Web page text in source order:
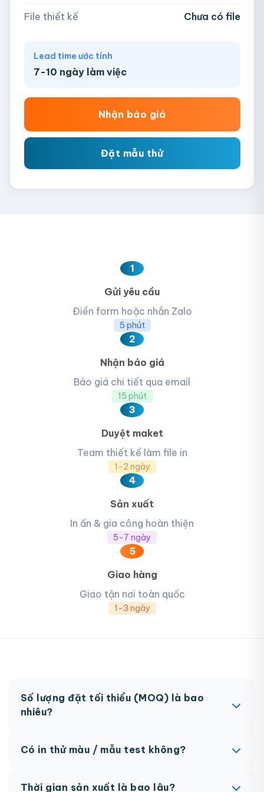
File thiết kế Chưa có file
Lead time ước tính
7-10 ngày làm việc
Nhận báo giá
Đặt mẫu thử
1
Gửi yêu cầu
Điền form hoặc nhắn Zalo
5 phút
2
Nhận báo giá
Báo giá chi tiết qua email
15 phút
3
Duyệt maket
Team thiết kế làm file in
1-2 ngày
4
Sản xuất
In ấn & gia công hoàn thiện
5-7 ngày
5
Giao hàng
Giao tận nơi toàn quốc
1-3 ngày
Số lượng đặt tối thiểu (MOQ) là bao
nhiêu?
đặc biệt có thể có MOQ khác nhau.
Có in thử màu / mẫu test không?
Thời gian sản xuất là bao lâu?